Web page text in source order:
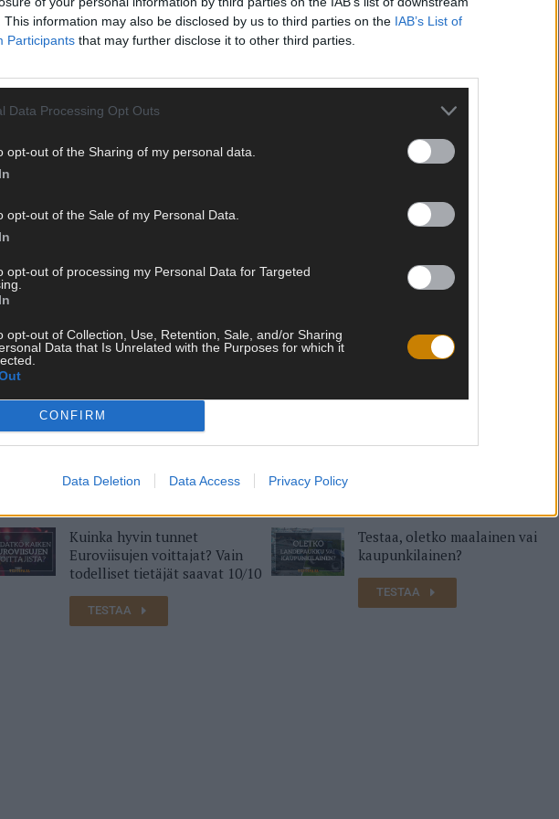
This information may also be disclosed by us to third parties on the IAB’s List of
Participants that may further disclose it to other third parties.
Data Processing Opt Outs
opt-out of the Sharing of my personal data.
opt-out of the Sale of my Personal Data.
opt-out of processing my Personal Data for Targeted
opt-out of Collection, Use, Retention, Sale, and/or Sharing
Data that Is Unrelated with the Purposes for which it
CONFIRM
Data Deletion Data Access Privacy Policy
Kuinka hyvin tunnet
Euroviisujen voittajat? Vain
todelliset tietäjät saavat 10/10
TESTAA
Testaa, oletko maalainen vai
kaupunkilainen?
TESTAA